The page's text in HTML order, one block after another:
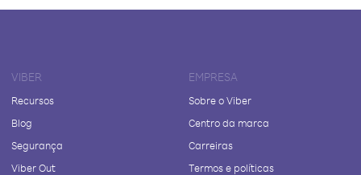
VIBER
Recursos
Blog
Segurança
Viber Out
EMPRESA
Sobre o Viber
Centro da marca
Carreiras
Termos e políticas